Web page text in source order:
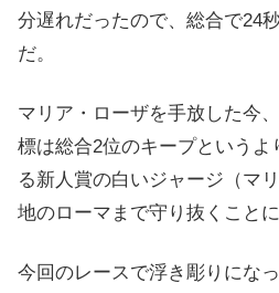
分遅れだったので、総合で24
だ。
マリア・ローザを手放した今
標は総合2位のキープというよ
る新人賞の白いジャージ（マ
地のローマまで守り抜くこと
今回のレースで浮き彫りにな